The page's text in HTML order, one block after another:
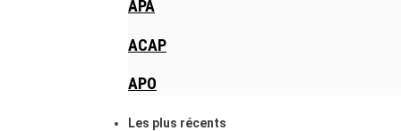
APA
ACAP
APO
Les plus récents